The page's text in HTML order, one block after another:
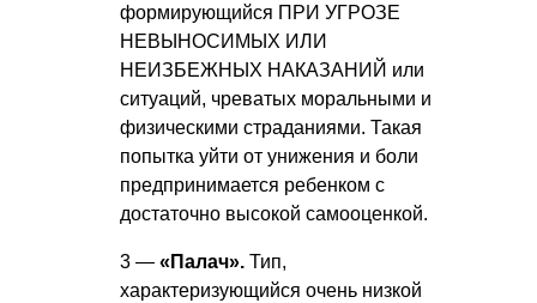
формирующийся ПРИ УГРОЗЕ
НЕВЫНОСИМЫХ ИЛИ
НЕИЗБЕЖНЫХ НАКАЗАНИЙ или
ситуаций, чреватых моральными и
физическими страданиями. Такая
попытка уйти от унижения и боли
предпринимается ребенком с
достаточно высокой самооценкой.
3 — «Палач». Тип,
характеризующийся очень низкой